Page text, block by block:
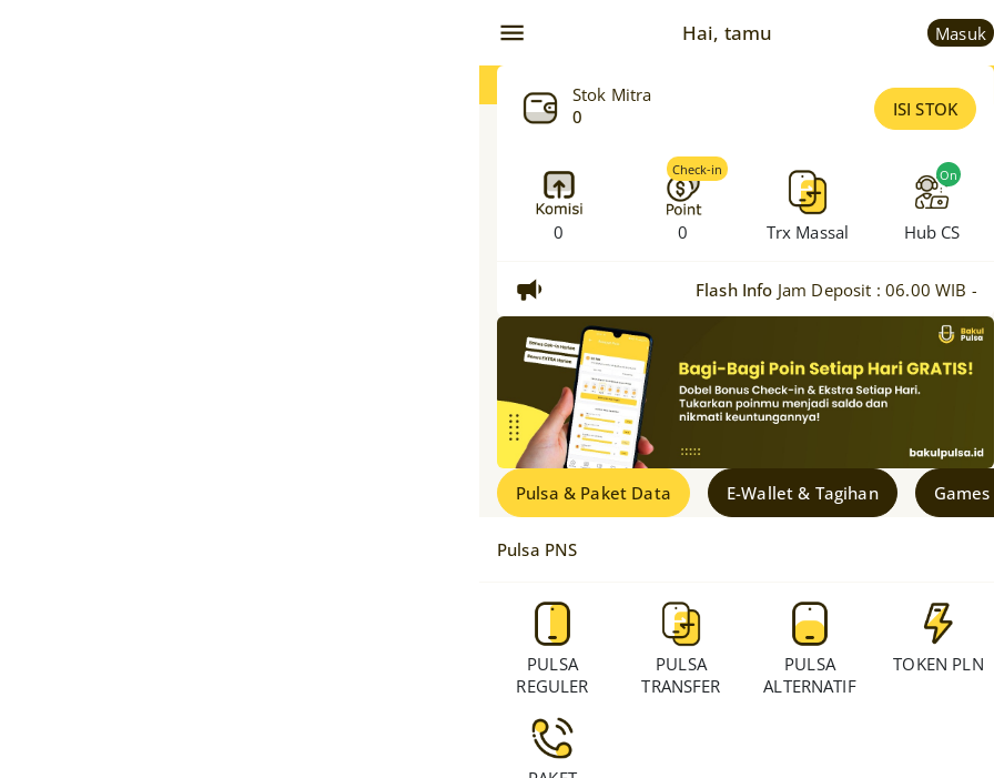
Hai, tamu Masuk
Stok Mitra
0
ISI STOK
0
Check-in
0 Trx Massal
On
Hub CS
Flash InfoJam Deposit : 06.00 WIB -
Pulsa & Paket Data E-Wallet & Tagihan Games
Pulsa PNS
PULSA
REGULER
PULSA
TRANSFER
PULSA
ALTERNATIF
TOKEN PLN